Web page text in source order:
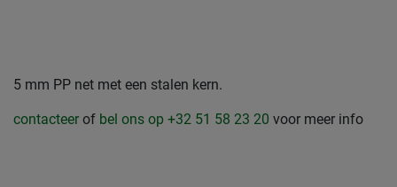
5 mm PP net met een stalen kern.
contacteer of bel ons op +32 51 58 23 20 voor meer info